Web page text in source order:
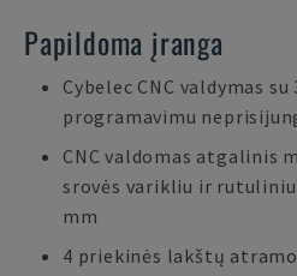
Papildoma įranga
Cybelec CNC valdymas
programavimu
CNC valdomas atgalinis
srovės varikliu ir
mm
4 priekinės lakštų